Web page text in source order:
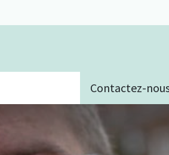
Contactez-